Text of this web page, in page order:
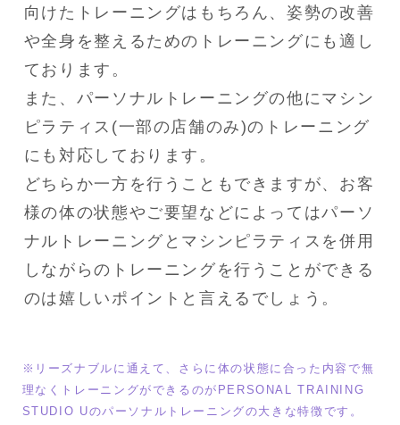
向けたトレーニングはもちろん、姿勢の改善
や全身を整えるためのトレーニングにも適し
ております。
また、パーソナルトレーニングの他にマシン
ピラティス(一部の店舗のみ)のトレーニング
にも対応しております。
どちらか一方を行うこともできますが、お客
様の体の状態やご要望などによってはパーソ
ナルトレーニングとマシンピラティスを併用
しながらのトレーニングを行うことができる
※リーズナブルに通えて、さらに体の状態に合った内容で無
理なくトレーニングができるのがPERSONAL TRAINING
STUDIO Uのパーソナルトレーニングの大きな特徴です。